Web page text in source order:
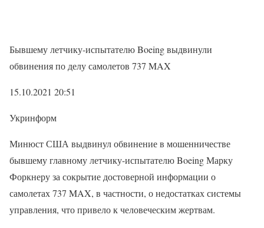
Бывшему летчику-испытателю Boeing выдвинули
обвинения по делу самолетов 737 MAX
15.10.2021 20:51
Укринформ
Минюст США выдвинул обвинение в мошенничестве
бывшему главному летчику-испытателю Boeing Марку
Форкнеру за сокрытие достоверной информации о
самолетах 737 MAX, в частности, о недостатках системы
управления, что привело к человеческим жертвам.